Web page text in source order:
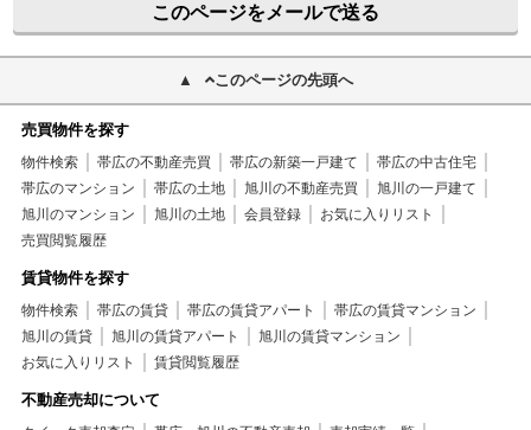
このページをメールで送る
このページの先頭へ
売買物件を探す
物件検索 帯広の不動産売買 帯広の新築一戸建て
帯広の中古住宅
帯広のマンション
帯広の土地 旭川の不動産売買
旭川の一戸建て
旭川のマンション
旭川の土地 会員登録
お気に入りリスト
売買閲覧履歴
賃貸物件を探す
物件検索 帯広の賃貸 帯広の賃貸アパート
帯広の賃貸マンション
旭川の賃貸
旭川の賃貸アパート
旭川の賃貸マンション
お気に入りリスト
賃貸閲覧履歴
不動産売却について